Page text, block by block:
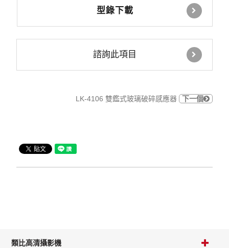
類比高清攝影機
型錄下載
諮詢此項目
LK-4106 雙鑑式玻璃破碎感應器 下一個